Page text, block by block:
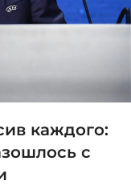
каждого:
с